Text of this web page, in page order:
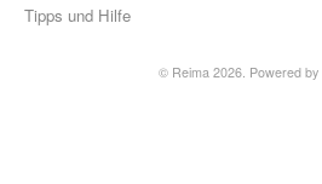
Tipps und Hilfe
© Reima2026. Powered by